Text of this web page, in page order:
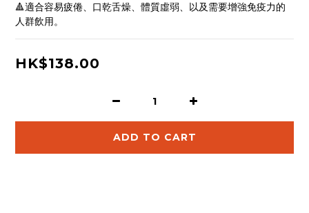
🔺適合容易疲倦、口乾舌燥、體質虛弱、以及需要增強免疫力的
人群飲用。
HK$138.00
ADD TO CART